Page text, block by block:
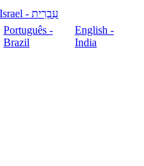
עִבְרִית - Israel
Português -
Brazil
English -
India